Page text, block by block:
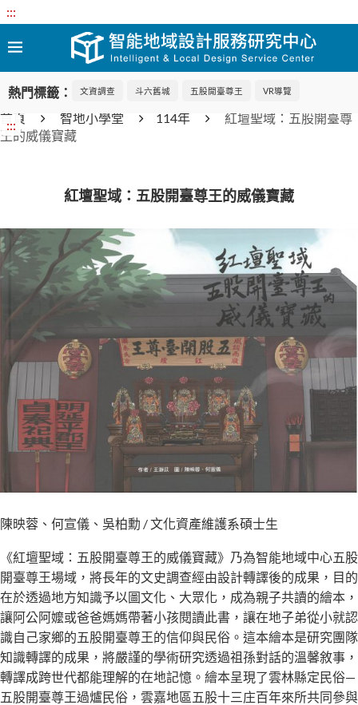
:::
熱門標籤： 文資調查 斗六舊城 五股開臺尊王 VR導覽
:::
首頁 智地小學堂 114年
紅壇聖域：五股開臺尊
王的威儀寶藏
紅壇聖域：五股開臺尊王的威儀寶藏
陳映蓉、何宣儀、吳柏勳 / 文化資產維護系碩士生
《紅壇聖域：五股開臺尊王的威儀寶藏》乃為智能地域中心五股
開臺尊王場域，將長年的文史調查經由設計轉譯後的成果，目的
在於透過地方知識予以圖文化、大眾化，成為親子共讀的繪本，
讓阿公阿嬤或爸爸媽媽帶著小孩閱讀此書，讓在地子弟從小就認
識自己家鄉的五股開臺尊王的信仰與民俗。這本繪本是研究團隊
知識轉譯的成果，將嚴謹的學術研究透過祖孫對話的溫馨敘事，
轉譯成跨世代都能理解的在地記憶。繪本呈現了雲林縣定民俗—
五股開臺尊王過爐民俗，雲嘉地區五股十三庄百年來所共同參與